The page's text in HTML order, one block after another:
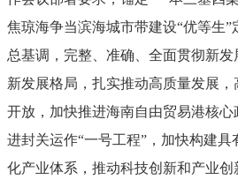
焦琼海争当滨海城市带建设“优等生”
总基调，完整
准确
全面贯彻新发
新发展格局，扎实推动高质量发展
开放，加快推进海南自由贸易港核心
进封关运作“一号工程” ，加快构建
化产业体系，推动科技创新和产业